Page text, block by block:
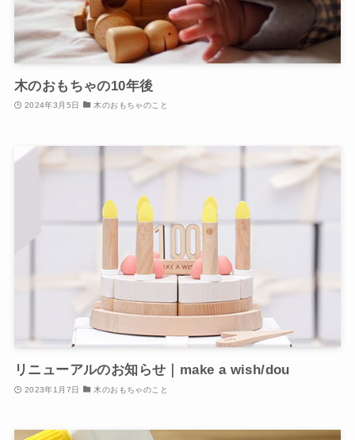
木のおもちゃの10年後
2024年3月5日 木のおもちゃのこと
リニューアルのお知らせ｜make a wish/dou
2023年1月7日 木のおもちゃのこと